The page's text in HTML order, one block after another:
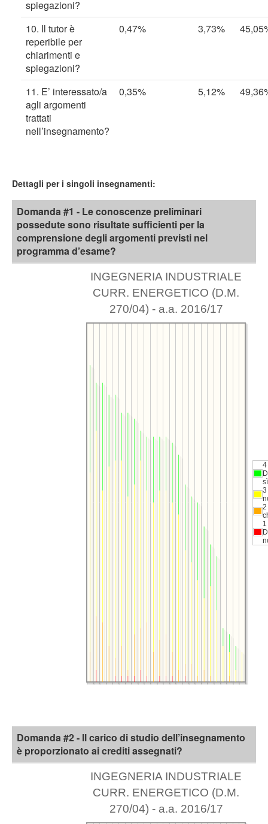
spiegazioni?
10. Il tutor è
reperibile per
chiarimenti e
spiegazioni?
0,47% 3,73%
11. E’ interessato/a
agli argomenti
trattati
nell’insegnamento?
0,35% 5,12%
Dettagli per i singoli insegnamenti:
Domanda #1 - Le conoscenze preliminari
possedute sono risultate sufficienti per la
comprensione degli argomenti previsti nel
programma d’esame?
INGEGNERIA INDUSTRIALE
CURR. ENERGETICO (D.M.
270/04) - a.a. 2016/17
4
sì
3
2
Domanda #2 - Il carico di studio dell’insegnamento
è proporzionato ai crediti assegnati?
INGEGNERIA INDUSTRIALE
CURR. ENERGETICO (D.M.
270/04) - a.a. 2016/17